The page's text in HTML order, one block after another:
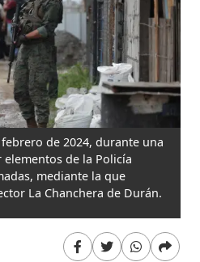
de 2024, durante una
de la Policía
mediante la que
La Chanchera de Durán.